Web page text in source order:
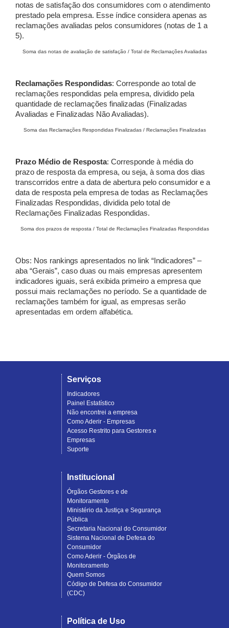
notas de satisfação dos consumidores com o atendimento
prestado pela empresa. Esse índice considera apenas as
reclamações avaliadas pelos consumidores (notas de 1 a
5).
Soma das notas de avaliação de satisfação / Total de Reclamações Avaliadas
Reclamações Respondidas: Corresponde ao total de
reclamações respondidas pela empresa, dividido pela
quantidade de reclamações finalizadas (Finalizadas
Avaliadas e Finalizadas Não Avaliadas).
Soma das Reclamações Respondidas Finalizadas / Reclamações Finalizadas
Prazo Médio de Resposta: Corresponde à média do
prazo de resposta da empresa, ou seja, à soma dos dias
transcorridos entre a data de abertura pelo consumidor e a
data de resposta pela empresa de todas as Reclamações
Finalizadas Respondidas, dividida pelo total de
Reclamações Finalizadas Respondidas.
Soma dos prazos de resposta / Total de Reclamações Finalizadas Respondidas
Obs: Nos rankings apresentados no link “Indicadores” –
aba “Gerais”, caso duas ou mais empresas apresentem
indicadores iguais, será exibida primeiro a empresa que
possui mais reclamações no período. Se a quantidade de
reclamações também for igual, as empresas serão
apresentadas em ordem alfabética.
Serviços
Indicadores
Painel Estatístico
Não encontrei a empresa
Como Aderir - Empresas
Acesso Restrito para Gestores e
Empresas
Suporte
Institucional
Órgãos Gestores e de
Monitoramento
Ministério da Justiça e Segurança
Pública
Secretaria Nacional do Consumidor
Sistema Nacional de Defesa do
Consumidor
Como Aderir - Órgãos de
Monitoramento
Quem Somos
Código de Defesa do Consumidor
(CDC)
Política de Uso